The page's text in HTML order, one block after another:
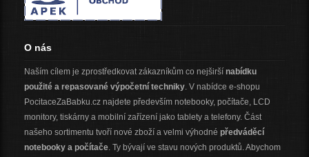
O nás
Naším cílem je zprostředkovat zákazníkům co nejširší nabídku
použité a repasované výpočetní techniky. V nabídce e-shopu
PocitaceZaBabku.cz najdete především notebooky, počítače, LCD
monitory, tiskárny a mobilní zařízení jako tablety a telefony. Část
našeho sortimentu tvoří nové zboží a velmi výhodné předváděcí
notebooky a počítače. Ty bývají ve stavu nových produktů. Abychom